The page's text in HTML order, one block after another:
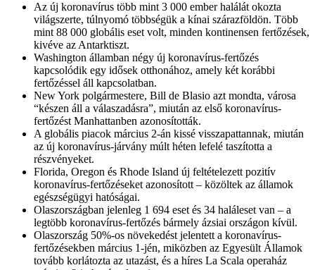
Az új koronavírus több mint 3 000 ember halálát okozta
világszerte, túlnyomó többségük a kínai szárazföldön. Több
mint 88 000 globális eset volt, minden kontinensen fertőzések,
kivéve az Antarktiszt.
Washington államban négy új koronavírus-fertőzés
kapcsolódik egy idősek otthonához, amely két korábbi
fertőzéssel áll kapcsolatban.
New York polgármestere, Bill de Blasio azt mondta, városa
“készen áll a válaszadásra”, miután az első koronavírus-
fertőzést Manhattanben azonosították.
A globális piacok március 2-án kissé visszapattannak, miután
az új koronavírus-járvány múlt héten lefelé taszította a
részvényeket.
Florida, Oregon és Rhode Island új feltételezett pozitív
koronavírus-fertőzéseket azonosított – közöltek az államok
egészségügyi hatóságai.
Olaszországban jelenleg 1 694 eset és 34 haláleset van – a
legtöbb koronavírus-fertőzés bármely ázsiai országon kívül.
Olaszország 50%-os növekedést jelentett a koronavírus-
fertőzésekben március 1-jén, miközben az Egyesült Államok
tovább korlátozta az utazást, és a híres La Scala operaház